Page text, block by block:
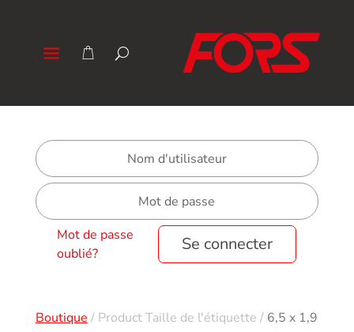
Mot de passe
oublié?
Se connecter
Boutique / Product Taille de l'étiquette / 6,5 x 1,9